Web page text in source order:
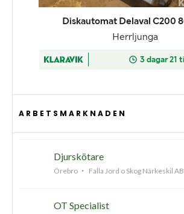
ARBETSMARKNADEN
Djurskötare
Örebro Falla Jord o Skog Närkeskil AB
OT Specialist